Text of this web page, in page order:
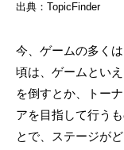
出典：TopicFinder
今、ゲームの多く
頃は、ゲームとい
を倒すとか、トー
アを目指して行う
とで、ステージが